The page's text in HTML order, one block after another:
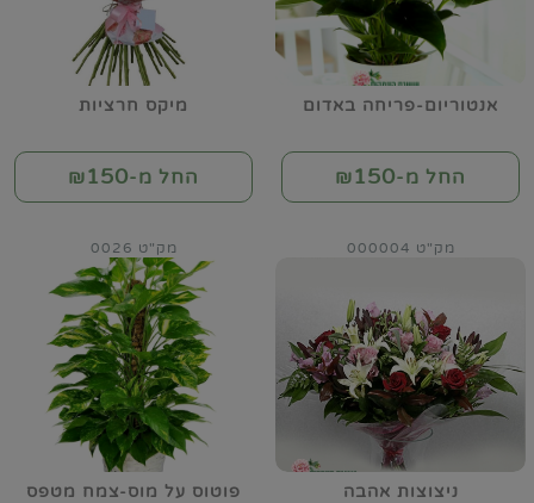
אנטוריום-פריחה באדום
החל מ-₪150
מיקס חרציות
החל מ-₪150
ניצוצות אהבה
מק"ט 000004
פוטוס על מוס-צמח מטפס
מק"ט 0026